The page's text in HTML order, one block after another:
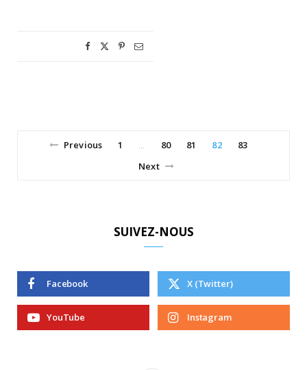
Previous 1 80 81 82
83
Next
SUIVEZ-NOUS
Facebook X (Twitter)
YouTube Instagram